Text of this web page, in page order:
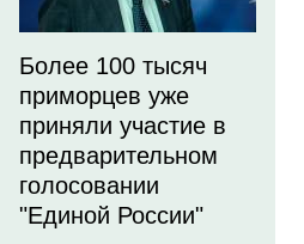
Более 100 тысяч
приморцев уже
приняли участие в
предварительном
голосовании
"Единой России"